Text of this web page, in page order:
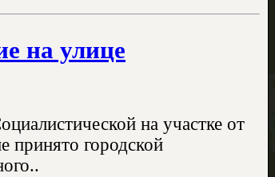
на улице
на участке от
принято городской